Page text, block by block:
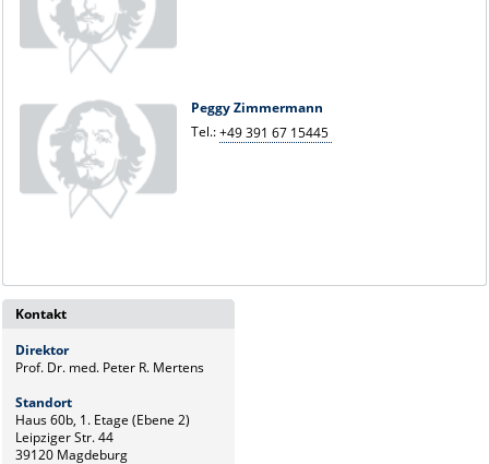
Peggy Zimmermann
Tel.:+49 391 67 15445
Kontakt
Direktor
Prof. Dr. med. Peter R. Mertens
Standort
Haus 60b, 1. Etage (Ebene 2)
Leipziger Str. 44
39120 Magdeburg